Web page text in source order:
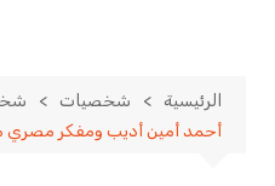
الرئيسية شخصيات
أحمد أمين أديب ومفكر مصري